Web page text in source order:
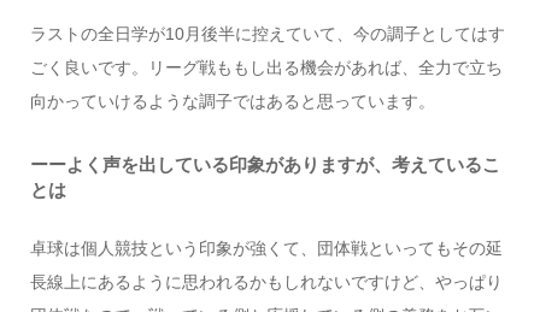
ラストの全日学が10月後半に控えていて、今の調子としてはす
ごく良いです。リーグ戦ももし出る機会があれば、全力で立ち
向かっていけるような調子ではあると思っています。
ーーよく声を出している印象がありますが、考えているこ
とは
卓球は個人競技という印象が強くて、団体戦といってもその延
長線上にあるように思われるかもしれないですけど、やっぱり